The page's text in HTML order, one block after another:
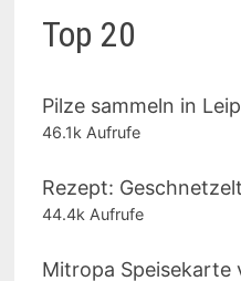
Top 20
Pilze sammeln in
46.1k Aufrufe
Rezept:
44.4k Aufrufe
Mitropa Speisekarte